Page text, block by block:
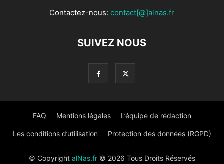
Contactez-nous: contact[@]alnas.fr
SUIVEZ NOUS
FAQ Mentions légales L’équipe de rédaction
Les conditions d’utilisation Protection des données (RGPD)
© Copyright alNas.fr© 2026 Tous Droits Réservés